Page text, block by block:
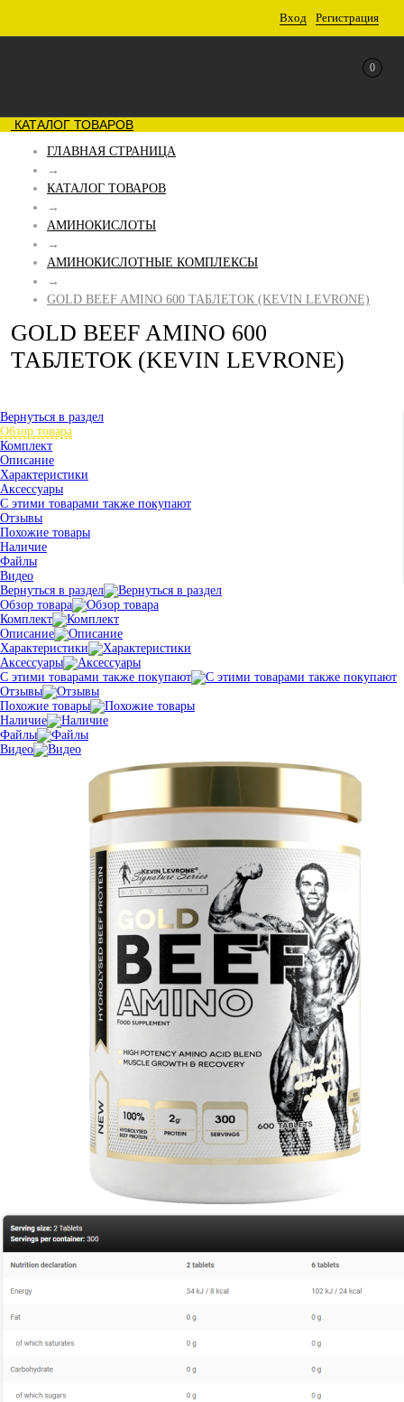
Вход Регистрация
0
КАТАЛОГ ТОВАРОВ
ГЛАВНАЯ СТРАНИЦА
→
КАТАЛОГ ТОВАРОВ
→
АМИНОКИСЛОТЫ
→
АМИНОКИСЛОТНЫЕ КОМПЛЕКСЫ
→
GOLD BEEF AMINO 600 ТАБЛЕТОК (KEVIN LEVRONE)
GOLD BEEF AMINO 600
ТАБЛЕТОК (KEVIN LEVRONE)
Вернуться в раздел
Обзор товара
Комплект
Описание
Характеристики
Аксессуары
С этими товарами также покупают
Отзывы
Похожие товары
Наличие
Файлы
Видео
Вернуться в раздел
Обзор товара
Комплект
Описание
Характеристики
Аксессуары
С этими товарами также покупают
Отзывы
Похожие товары
Наличие
Файлы
Видео